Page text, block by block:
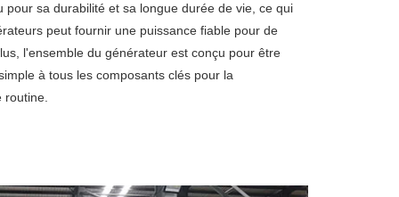
pour sa durabilité et sa longue durée de vie, ce qui
peut fournir une puissance fiable pour de
l'ensemble du générateur est conçu pour être
à tous les composants clés pour la